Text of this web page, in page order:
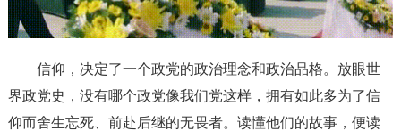
信仰，决定了一个政党的政治理念和政治品格。放眼世
界政党史，没有哪个政党像我们党这样，拥有如此多为了信
仰而舍生忘死、前赴后继的无畏者。读懂他们的故事，便读